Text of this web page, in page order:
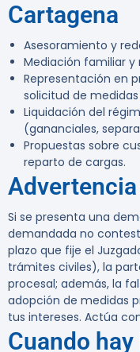
Cartagena
Asesoramiento y
Mediación familiar y
Representación en
solicitud de medidas
Liquidación del
(gananciales,
Propuestas sobre
reparto de cargas.
Si se presenta una
demandada no
plazo que fije el
trámites civiles), la
procesal; además, la
adopción de medidas
tus intereses. Actúa
Cuando